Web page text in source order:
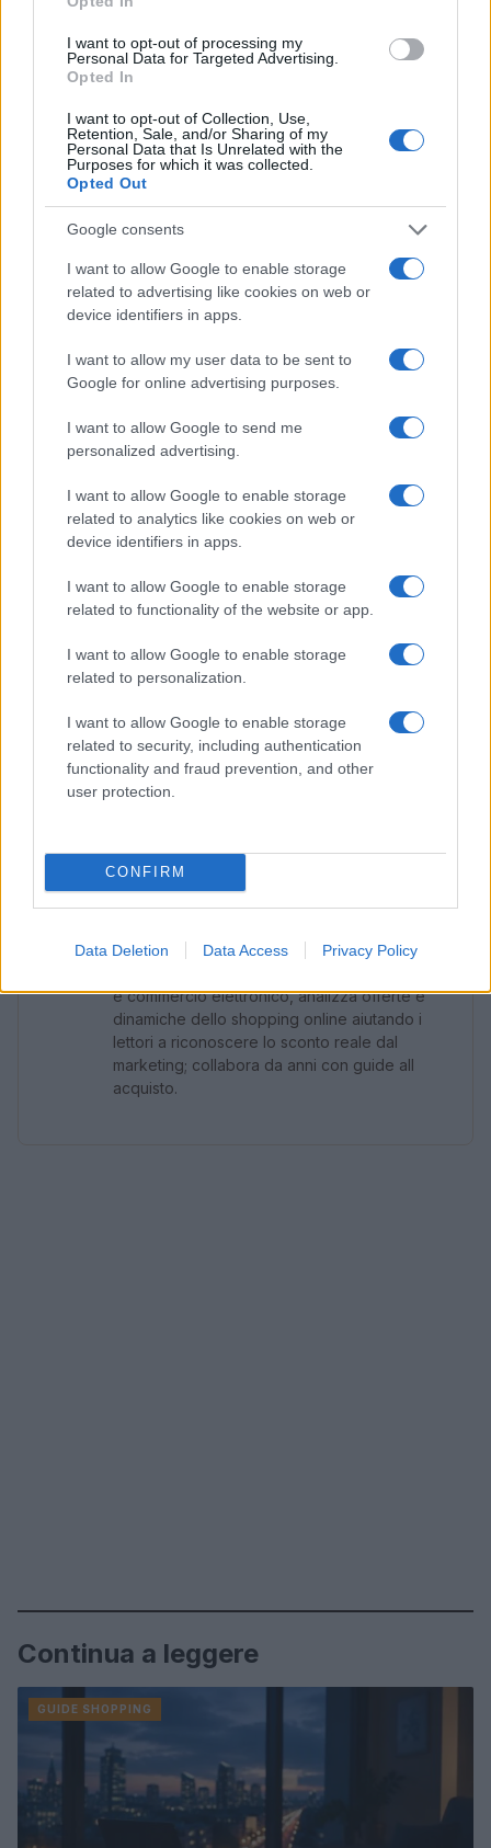
I want to opt-out of processing my
Personal Data for Targeted Advertising.
Opted In
I want to opt-out of Collection, Use,
Retention, Sale, and/or Sharing of my
Personal Data that Is Unrelated with the
Purposes for which it was collected.
Opted Out
Google consents
I want to allow Google to enable storage
related to advertising like cookies on web or
device identifiers in apps.
I want to allow my user data to be sent to
Google for online advertising purposes.
I want to allow Google to send me
personalized advertising.
I want to allow Google to enable storage
related to analytics like cookies on web or
device identifiers in apps.
I want to allow Google to enable storage
related to functionality of the website or app.
I want to allow Google to enable storage
related to personalization.
I want to allow Google to enable storage
related to security, including authentication
functionality and fraud prevention, and other
user protection.
CONFIRM
Data Deletion Data Access Privacy Policy
reale è acquistare ciò che si indossa spesso.
Approfondimenti utili e casi particolari
Per chi ha stature fuori standard, privilegiare brand
con lineepetiteotalle schede misure dettagliate;
i capi con spalline regolabili, vita elastica o cinture
integrate offrono margine di adattamento. In climi
molto umidi, valutare tessuti a trama aerata e capi
non aderenti per favorire ilricambio d’aria
. Chi ha
pelle sensibile può preferire fibre naturali non
trattate e cuciture piatte per evitare sfregamenti.
Per calzature estive, verificare lunghezza interna in
microfibra traspirante limitano il surriscaldamento.
sandali con cinturini regolabili e plantare sagomato
garantiscono stabilità. Un piccolo kit di cura
prolunga la vita dei capi e preserva il valore
Con un approccio misurato alle
resii saldi online diventano uno strumento per
comporre outfit estivi coerenti, leggeri e pronti a
molteplici contesti, massimizzando qualità e
Davide Ferraro
e commercio elettronico, analizza offerte e
dinamiche dello shopping online aiutando i
lettori a riconoscere lo sconto reale dal
marketing; collabora da anni con guide all
acquisto.
Continua a leggere
GUIDE SHOPPING